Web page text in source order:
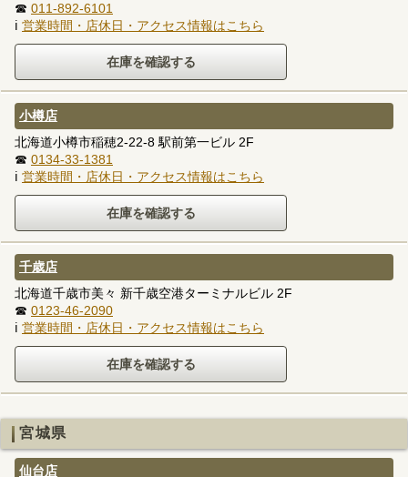
☎ 011-892-6101
ℹ 営業時間・店休日・アクセス情報はこちら
小樽店
北海道小樽市稲穂2-22-8 駅前第一ビル 2F
☎ 0134-33-1381
ℹ 営業時間・店休日・アクセス情報はこちら
千歳店
北海道千歳市美々 新千歳空港ターミナルビル 2F
☎ 0123-46-2090
ℹ 営業時間・店休日・アクセス情報はこちら
宮城県
仙台店